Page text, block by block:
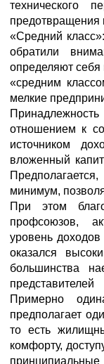
технического
«Средний
обратили
определяют себя
«средним
мелкие
отношением к
источником
вложенный
минимум,
При этом
профсоюзов,
уровень
оказался
большинства
Примерно
предполагает
то есть
комфорту,